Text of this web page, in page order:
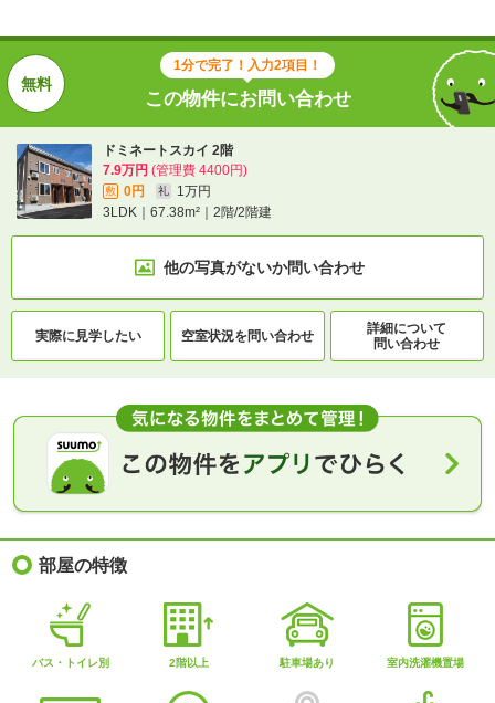
1分で完了！入力2項目！
この物件にお問い合わせ
ドミネートスカイ 2階
7.9万円 (管理費 4400円)
敷 0円 礼
1万円
3LDK｜67.38m²｜2階/2階建
他の写真がないか問い合わせ
実際に見学したい 空室状況を問い合わせ
詳細について
問い合わせ
部屋の特徴
バス・トイレ別 2階以上 駐車場あり 室内洗濯機置場